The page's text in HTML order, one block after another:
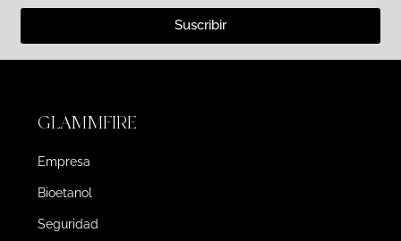
Suscribir
GLAMMFIRE
Empresa
Bioetanol
Seguridad